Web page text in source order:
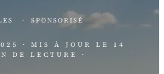
· SPONSORISÉ
· MIS À JOUR LE 14
DE LECTURE
·